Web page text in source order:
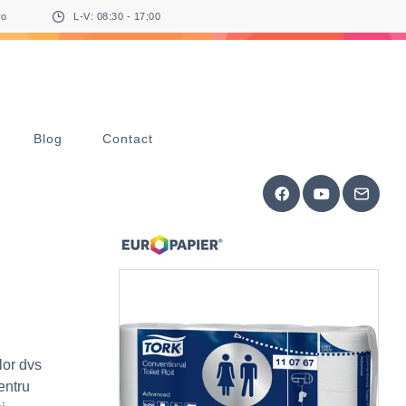
L-V: 08:30 - 17:00
Blog Contact
dvs